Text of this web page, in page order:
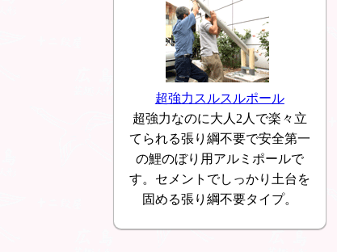
超強力スルスルポール
超強力なのに大人2人で楽々立
てられる張り綱不要で安全第一
の鯉のぼり用アルミポールで
す。セメントでしっかり土台を
固める張り綱不要タイプ。